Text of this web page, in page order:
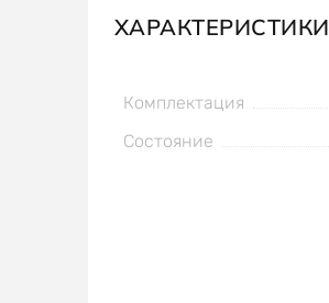
ХАРАКТЕРИСТИКИ
Комплектация
Состояние